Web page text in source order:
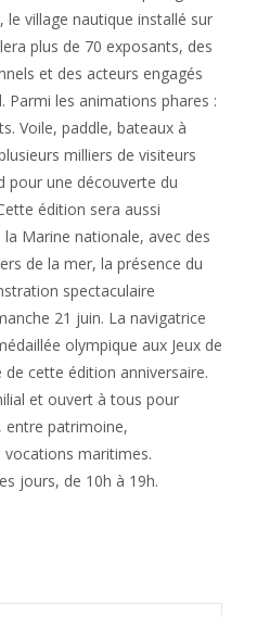
village nautique installé sur
plus de 70 exposants, des
et des acteurs engagés
les animations phares :
Voile, paddle, bateaux à
milliers de visiteurs
pour une découverte du
édition sera aussi
Marine nationale, avec des
de la mer, la présence du
spectaculaire
21 juin. La navigatrice
olympique aux Jeux de
cette édition anniversaire.
et ouvert à tous pour
entre patrimoine,
maritimes.
jours, de 10h à 19h.